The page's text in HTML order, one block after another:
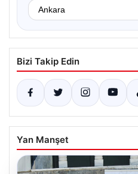
Bizi Takip Edin
Yan Manşet